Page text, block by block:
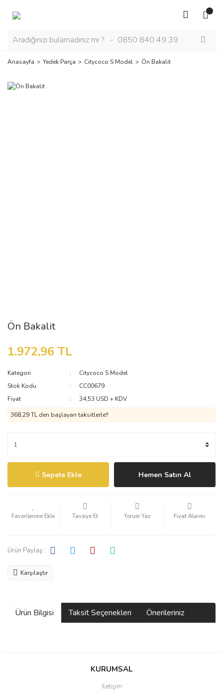
Anasayfa Yedek Parça Citycoco S Model Ön Bakalit
Ön Bakalit
1.972,96 TL
Kategori
Citycoco S Model
Stok Kodu
CC00679
Fiyat
34,53 USD + KDV
368,29 TL den başlayan taksitlerle!!
Sepete Ekle Hemen Satın Al
Tavsiye Et Yorum Yaz Fiyat Alarmı
Ürün Paylaş :
Karşılaştır
Ürün Bilgisi Taksit Seçenekleri Önerileriniz
KURUMSAL
İletişim